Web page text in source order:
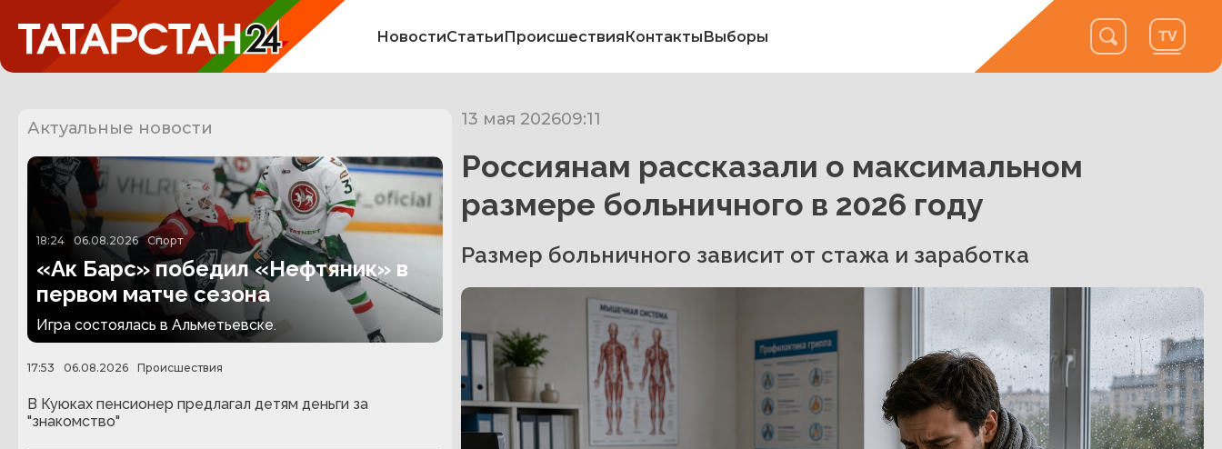
НовостиСтатьиПроисшествияКонтактыВыборы
Актуальные новости
18:24 06.08.2026 Спорт
«Ак Барс» победил «Нефтяник» в
первом матче сезона
Игра состоялась в Альметьевске.
17:53 06.08.2026 Происшествия
В Куюках пенсионер предлагал детям деньги за
"знакомство"
13 мая 202609:11
Россиянам рассказали о максимальном
размере больничного в 2026 году
Размер больничного зависит от стажа и заработка